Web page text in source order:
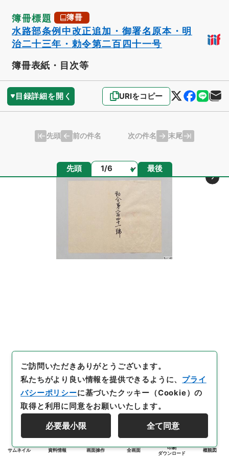
簿冊標題 簿冊
水路部条例中改正追加・御署名原本・明
治二十三年・勅令第二百四十一号
簿冊表紙・目次等
目録詳細を開く URIをコピー
先頭 前の件名 次の件名 末尾
先頭 ページ 最後
サムネイル 資料情報 画面操作 全画面
印刷
ダウンロード
概観図
ご訪問いただきありがとうございます。
私たちがより良い情報を提供できるように、 プライ
バシーポリシーに基づいたクッキー（Cookie）の
取得と利用に同意をお願いいたします。
必要最小限 全て同意